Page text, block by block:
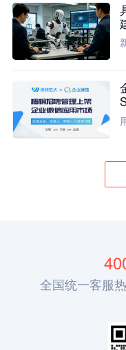
全国统一客服